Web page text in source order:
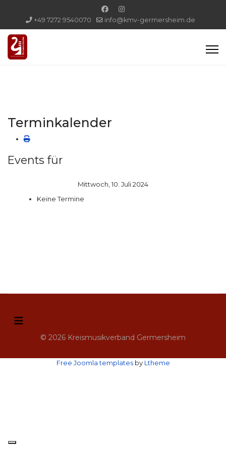
+49 7272 9540070 info@kmv-germersheim.de
Terminkalender
Events für
Mittwoch, 10. Juli 2024
Keine Termine
© 2026 Kreismusikverband Germersheim
Free Joomla templatesby Ltheme